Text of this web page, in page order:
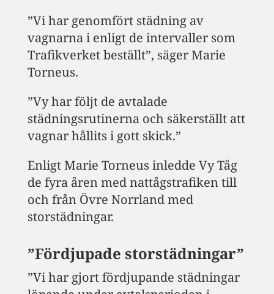
”Vi har genomfört städning av
vagnarna i enligt de intervaller som
Trafikverket beställt”, säger Marie
Torneus.
”Vy har följt de avtalade
städningsrutinerna och säkerställt att
vagnar hållits i gott skick.”
Enligt Marie Torneus inledde Vy Tåg
de fyra åren med nattågstrafiken till
och från Övre Norrland med
storstädningar.
”Fördjupade storstädningar”
”Vi har gjort fördjupande städningar